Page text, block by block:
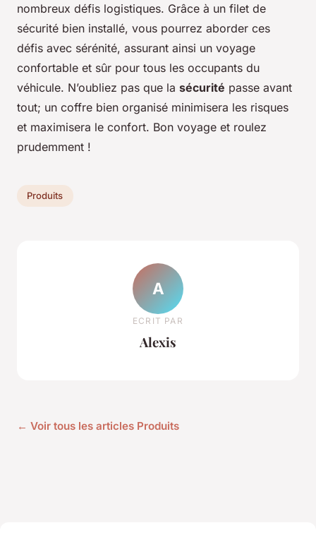
nombreux défis logistiques. Grâce à un filet de
sécurité bien installé, vous pourrez aborder ces
défis avec sérénité, assurant ainsi un voyage
confortable et sûr pour tous les occupants du
véhicule. N’oubliez pas que la sécurité passe avant
tout; un coffre bien organisé minimisera les risques
et maximisera le confort. Bon voyage et roulez
prudemment !
Produits
A
ECRIT PAR
Alexis
← Voir tous les articles Produits